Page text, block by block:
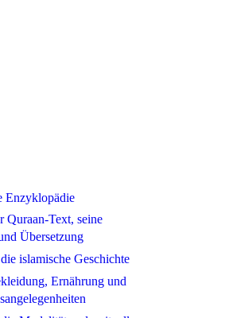
Enzyklopädie
Quraan-Text, seine
Übersetzung
islamische Geschichte
Ernährung und